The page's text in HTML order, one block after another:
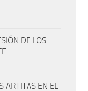
DE LOS
ARTITAS EN EL